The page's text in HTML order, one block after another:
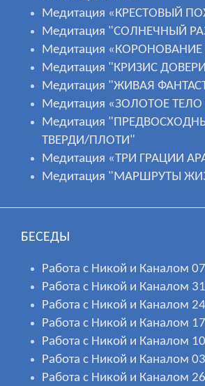
Медитация «КРЕСТОВЫЙ
Медитация "СОЛНЕЧНЫЙ
Медитация «КОРОНОВАНИЕ
Медитация "КРИЗИС
Медитация "ЖИВАЯ
Медитация «ЗОЛОТОЕ ТЕЛО
Медитация
ТВЕРДИ/ПЛОТИ"
Медитация «ТРИ ГРАЦИИ
Медитация "МАРШРУТЫ
БЕСЕДЫ
Работа с Никой и Каналом
Работа с Никой и Каналом
Работа с Никой и Каналом
Работа с Никой и Каналом
Работа с Никой и Каналом
Работа с Никой и Каналом
Работа с Никой и Каналом